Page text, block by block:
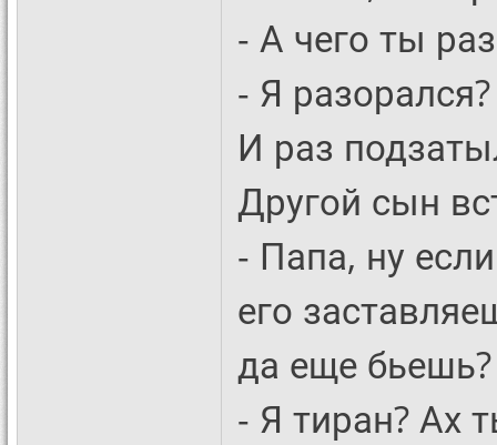
- А чего ты
- Я
И раз
Другой сын
- Папа, ну
его
да еще
- Я тиран? Ах